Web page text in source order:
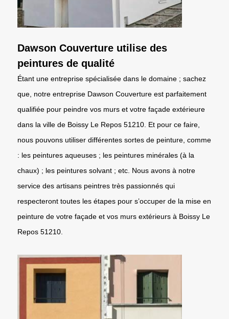
Dawson Couverture utilise des
peintures de qualité
Étant une entreprise spécialisée dans le domaine ; sachez
que, notre entreprise Dawson Couverture est parfaitement
qualifiée pour peindre vos murs et votre façade extérieure
dans la ville de Boissy Le Repos 51210. Et pour ce faire,
nous pouvons utiliser différentes sortes de peinture, comme
: les peintures aqueuses ; les peintures minérales (à la
chaux) ; les peintures solvant ; etc. Nous avons à notre
service des artisans peintres très passionnés qui
respecteront toutes les étapes pour s’occuper de la mise en
peinture de votre façade et vos murs extérieurs à Boissy Le
Repos 51210.